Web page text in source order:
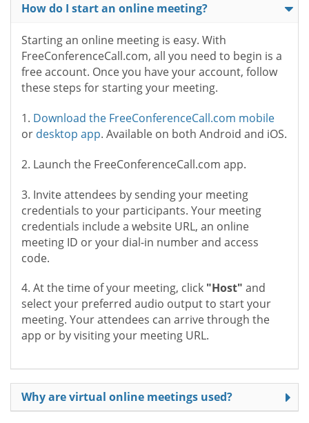
How do I start an online meeting?
Starting an online meeting is easy. With
FreeConferenceCall.com, all you need to begin is a
free account. Once you have your account, follow
these steps for starting your meeting.
1. Download the FreeConferenceCall.com mobile
or desktop app. Available on both Android and iOS.
2. Launch the FreeConferenceCall.com app.
3. Invite attendees by sending your meeting
credentials to your participants. Your meeting
credentials include a website URL, an online
meeting ID or your dial-in number and access
code.
4. At the time of your meeting, click "Host" and
select your preferred audio output to start your
meeting. Your attendees can arrive through the
app or by visiting your meeting URL.
Why are virtual online meetings used?